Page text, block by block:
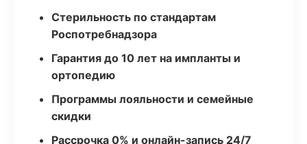
Стерильность по стандартам
Роспотребнадзора
Гарантия до 10 лет на импланты и
ортопедию
Программы лояльности и семейные
скидки
Рассрочка 0% и онлайн-запись 24/7